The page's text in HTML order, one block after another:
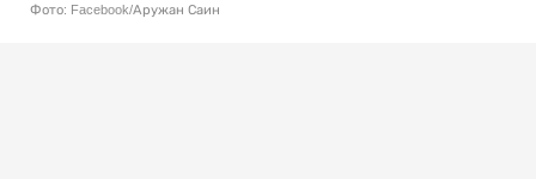
Фото: Facebook/Аружан Саин